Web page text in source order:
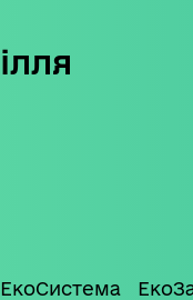
ЕкоСистема